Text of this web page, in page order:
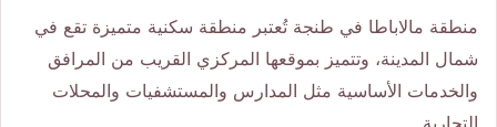
منطقة مالاباطا في طنجة تُعتبر منطقة سكنية متميزة تقع في
شمال المدينة، وتتميز بموقعها المركزي القريب من المرافق
والخدمات الأساسية مثل المدارس والمستشفيات والمحلات
التجارية.